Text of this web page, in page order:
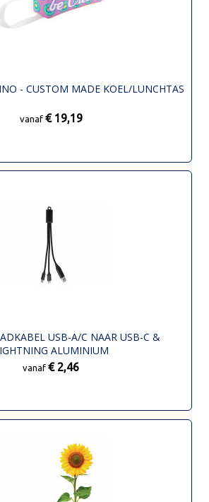
- CUSTOM MADE KOEL/LUNCHTAS
vanaf € 19,19
USB-A/C NAAR USB-C &
ALUMINIUM
vanaf € 2,46